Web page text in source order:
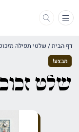
תפריט
דף הבית/ שלטי תפילה
מבצע!
שלט